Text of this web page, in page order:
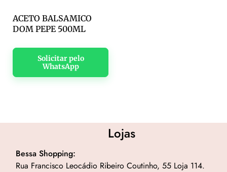
ACETO BALSAMICO
DOM PEPE 500ML
Solicitar pelo
WhatsApp
Lojas
Bessa Shopping:
Rua Francisco Leocádio Ribeiro Coutinho, 55 Loja 114.